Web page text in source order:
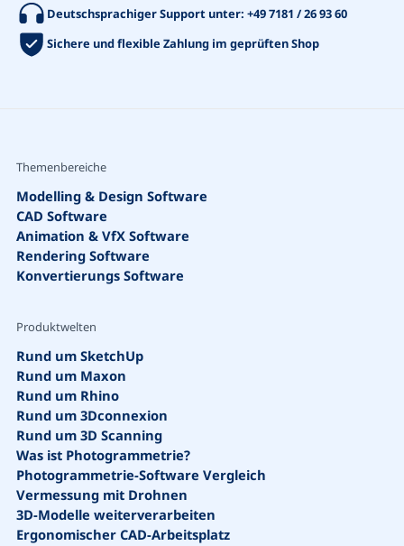
Deutschsprachiger Support unter: +49 7181 / 26 93 60
Sichere und flexible Zahlung im geprüften Shop
Themenbereiche
Modelling & Design Software
CAD Software
Animation & VfX Software
Rendering Software
Konvertierungs Software
Produktwelten
Rund um SketchUp
Rund um Maxon
Rund um Rhino
Rund um 3Dconnexion
Rund um 3D Scanning
Was ist Photogrammetrie?
Photogrammetrie-Software Vergleich
Vermessung mit Drohnen
3D-Modelle weiterverarbeiten
Ergonomischer CAD-Arbeitsplatz